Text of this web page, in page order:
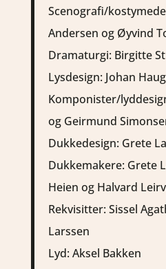
Scenografi/
Andersen og Øyvind
Dramaturgi: Birgitte
Lysdesign: Johan
Komponister/
og Geirmund
Dukkedesign: Grete
Dukkemakere: Grete
Heien og Halvard
Rekvisitter: Sissel
Larssen
Lyd: Aksel Bakken